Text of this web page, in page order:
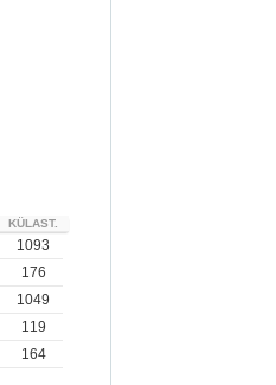
KÜLAST.
1093
176
1049
119
164